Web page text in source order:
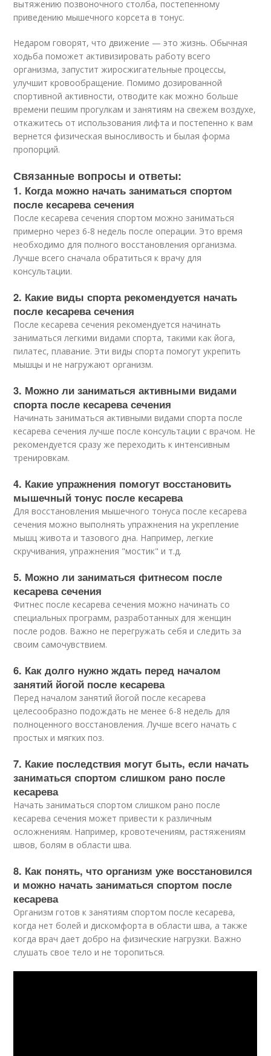
вытяжению позвоночного столба, постепенному
приведению мышечного корсета в тонус.
Недаром говорят, что движение — это жизнь. Обычная
ходьба поможет активизировать работу всего
организма, запустит жиросжигательные процессы,
улучшит кровообращение. Помимо дозированной
спортивной активности, отводите как можно больше
времени пешим прогулкам и занятиям на свежем воздухе,
откажитесь от использования лифта и постепенно к вам
вернется физическая выносливость и былая форма
пропорций.
Связанные вопросы и ответы:
1. Когда можно начать заниматься спортом
после кесарева сечения
После кесарева сечения спортом можно заниматься
примерно через 6-8 недель после операции. Это время
необходимо для полного восстановления организма.
Лучше всего сначала обратиться к врачу для
консультации.
2. Какие виды спорта рекомендуется начать
после кесарева сечения
После кесарева сечения рекомендуется начинать
заниматься легкими видами спорта, такими как йога,
пилатес, плавание. Эти виды спорта помогут укрепить
мышцы и не нагружают организм.
3. Можно ли заниматься активными видами
спорта после кесарева сечения
Начинать заниматься активными видами спорта после
кесарева сечения лучше после консультации с врачом. Не
рекомендуется сразу же переходить к интенсивным
тренировкам.
4. Какие упражнения помогут восстановить
мышечный тонус после кесарева
Для восстановления мышечного тонуса после кесарева
сечения можно выполнять упражнения на укрепление
мышц живота и тазового дна. Например, легкие
скручивания, упражнения "мостик" и т.д.
5. Можно ли заниматься фитнесом после
кесарева сечения
Фитнес после кесарева сечения можно начинать со
специальных программ, разработанных для женщин
после родов. Важно не перегружать себя и следить за
своим самочувствием.
6. Как долго нужно ждать перед началом
занятий йогой после кесарева
Перед началом занятий йогой после кесарева
целесообразно подождать не менее 6-8 недель для
полноценного восстановления. Лучше всего начать с
простых и мягких поз.
7. Какие последствия могут быть, если начать
заниматься спортом слишком рано после
кесарева
Начать заниматься спортом слишком рано после
кесарева сечения может привести к различным
осложнениям. Например, кровотечениям, растяжениям
швов, болям в области шва.
8. Как понять, что организм уже восстановился
и можно начать заниматься спортом после
кесарева
Организм готов к занятиям спортом после кесарева,
когда нет болей и дискомфорта в области шва, а также
когда врач дает добро на физические нагрузки. Важно
слушать свое тело и не торопиться.